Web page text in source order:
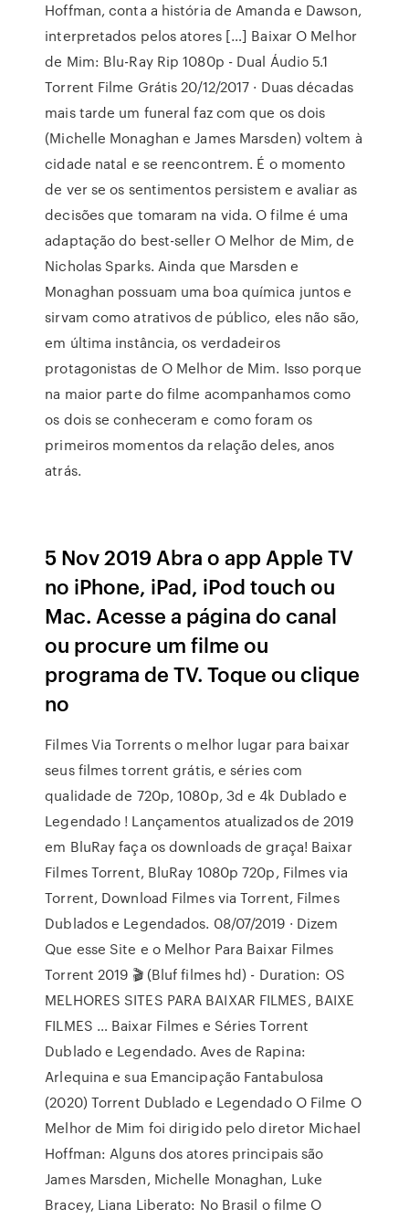
Hoffman, conta a história de Amanda e Dawson,
interpretados pelos atores […] Baixar O Melhor
de Mim: Blu-Ray Rip 1080p - Dual Áudio 5.1
Torrent Filme Grátis 20/12/2017 · Duas décadas
mais tarde um funeral faz com que os dois
(Michelle Monaghan e James Marsden) voltem à
cidade natal e se reencontrem. É o momento
de ver se os sentimentos persistem e avaliar as
decisões que tomaram na vida. O filme é uma
adaptação do best-seller O Melhor de Mim, de
Nicholas Sparks. Ainda que Marsden e
Monaghan possuam uma boa química juntos e
sirvam como atrativos de público, eles não são,
em última instância, os verdadeiros
protagonistas de O Melhor de Mim. Isso porque
na maior parte do filme acompanhamos como
os dois se conheceram e como foram os
primeiros momentos da relação deles, anos
atrás.
5 Nov 2019 Abra o app Apple TV
no iPhone, iPad, iPod touch ou
Mac. Acesse a página do canal
ou procure um filme ou
programa de TV. Toque ou clique
no
Filmes Via Torrents o melhor lugar para baixar
seus filmes torrent grátis, e séries com
qualidade de 720p, 1080p, 3d e 4k Dublado e
Legendado ! Lançamentos atualizados de 2019
em BluRay faça os downloads de graça! Baixar
Filmes Torrent, BluRay 1080p 720p, Filmes via
Torrent, Download Filmes via Torrent, Filmes
Dublados e Legendados. 08/07/2019 · Dizem
Que esse Site e o Melhor Para Baixar Filmes
Torrent 2019 🎬 (Bluf filmes hd) - Duration: OS
MELHORES SITES PARA BAIXAR FILMES, BAIXE
FILMES … Baixar Filmes e Séries Torrent
Dublado e Legendado. Aves de Rapina:
Arlequina e sua Emancipação Fantabulosa
(2020) Torrent Dublado e Legendado O Filme O
Melhor de Mim foi dirigido pelo diretor Michael
Hoffman: Alguns dos atores principais são
James Marsden, Michelle Monaghan, Luke
Bracey, Liana Liberato: No Brasil o filme O